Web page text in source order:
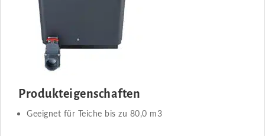
Produkteigenschaften
Geeignet für Teiche bis zu 80,0 m3